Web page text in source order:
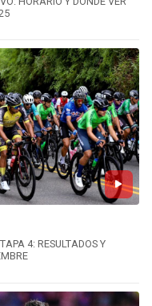
4: RESULTADOS Y